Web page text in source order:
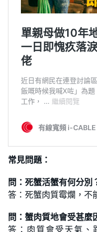
常見問題：
問： 死蟹活蟹有何分別
答：死蟹肉質霉爛，不
問： 蟹肉質地會受甚麼
答：肉質會受天氣、